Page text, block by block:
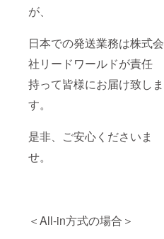
が、
日本での発送業務は株式会
社リードワールドが責任
持って皆様にお届け致しま
す。
是非、ご安心くださいま
せ。
＜All-in方式の場合＞